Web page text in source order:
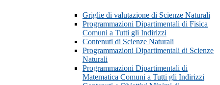
Griglie di valutazione di Scienze Naturali
Programmazioni Dipartimentali di Fisica
Comuni a Tutti gli Indirizzi
Contenuti di Scienze Naturali
Programmazioni Dipartimentali di Scienze
Naturali
Programmazioni Dipartimentali di
Matematica Comuni a Tutti gli Indirizzi